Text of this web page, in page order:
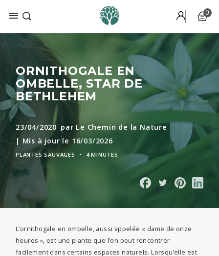
 0
ORNITHOGALE EN
OMBELLE, STAR DE
BETHLEHEM
23/04/2020 par Le Chemin de la Nature
| Mis à jour le 16/03/2026
PLANTES SAUVAGES • 4 MINUTES
L’ornithogale en ombelle, aussi appelée « dame de onze
heures », est une plante que l’on peut rencontrer
facilement dans certains espaces naturels. Lorsqu’elle est